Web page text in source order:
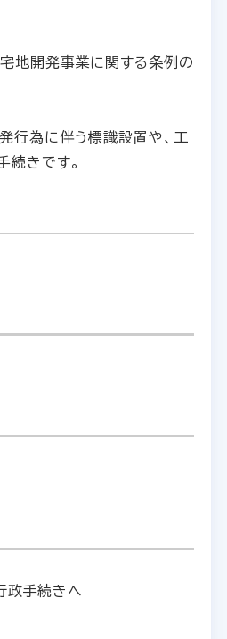
宅地開発事業に関する条例の
行為に伴う標識設置や、工
続きです。
政手続きへ